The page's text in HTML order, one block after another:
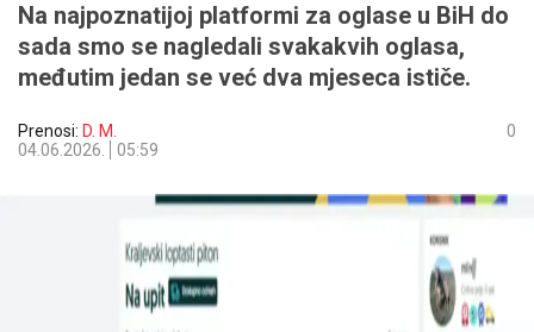
Na najpoznatijoj platformi za oglase u BiH do
sada smo se nagledali svakakvih oglasa,
međutim jedan se već dva mjeseca ističe.
Prenosi: D. M.
04.06.2026.
05:59
0